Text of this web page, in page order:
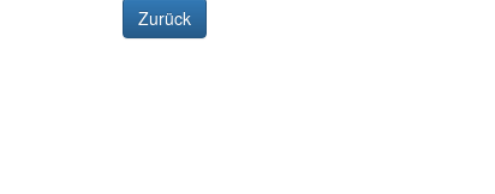
Zurück